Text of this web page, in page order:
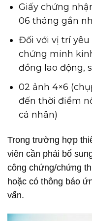
Giấy chứng
06 tháng gần
Đối với vị trí yêu
chứng minh
đồng lao động,
02 ảnh 4×6
đến thời điểm
cá nhân)
Trong trường hợp
viên cần phải bổ
công chứng/chứng
hoặc có thông báo
vấn.